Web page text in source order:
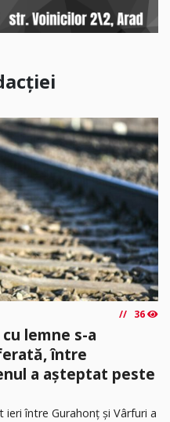
36
lemne s-a
între
a așteptat peste
între Gurahonț și Vârfuri a